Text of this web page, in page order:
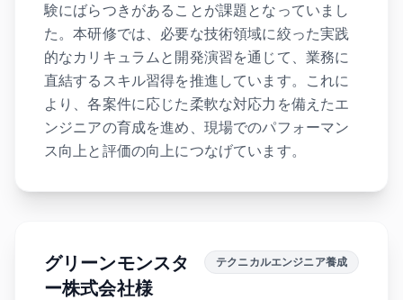
験にばらつきがあることが課題となっていまし
た。本研修では、必要な技術領域に絞った実践
的なカリキュラムと開発演習を通じて、業務に
直結するスキル習得を推進しています。これに
より、各案件に応じた柔軟な対応力を備えたエ
ンジニアの育成を進め、現場でのパフォーマン
ス向上と評価の向上につなげています。
グリーンモンスタ
ー株式会社様
テクニカルエンジニア養成